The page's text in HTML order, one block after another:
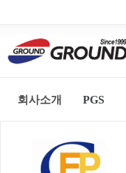
회사소개 PGS